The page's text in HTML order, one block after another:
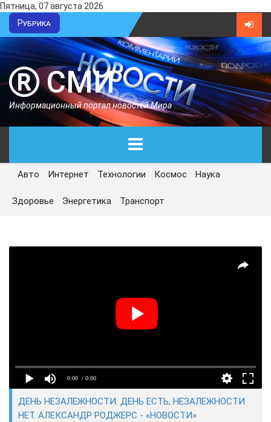
Пятница, 07 августа 2026
Рубрика
СМИ
Информационный портал новостей Мира
ГЛАВНАЯ
СЕГОДНЯ
ПРОИСШЕСТВИЯ
Авто Интернет Технологии Космос Наука
Здоровье Энергетика Транспорт
0:00 / 0:00
ДЕНЬ НЕЗАЛЕЖНОСТИ. ДЕНЬ ЕСТЬ, НЕЗАЛЕЖНОСТИ
НЕТ. АЛЕКСАНДР РОДЖЕРС - «НОВОСТИ»